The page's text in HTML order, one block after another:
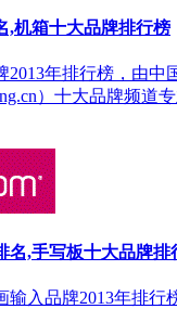
,机箱十大品牌排行榜
2013年排行榜，由中
）十大品牌频道
名,手写板十大品牌排
输入品牌2013年排行